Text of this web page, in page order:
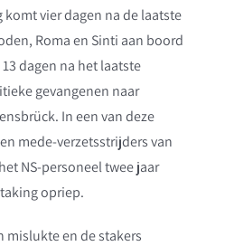
komt vier dagen na de laatste
Roma en Sinti aan boord
dagen na het laatste
gevangenen naar
In een van deze
mede-verzetsstrijders van
NS-personeel twee jaar
opriep.
mislukte en de stakers